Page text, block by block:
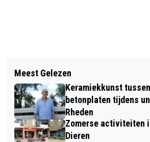
PAUL VAN VLIET KOMT
VELP
AUTISMEWEEK BEGIN
GAAT NIET DOOR
Meest Gelezen
Keramiekkunst
betonplaten tijdens
Rheden
Zomerse activiteiten
Dieren